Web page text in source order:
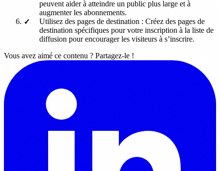
peuvent aider à atteindre un public plus large et à
augmenter les abonnements.
Utilisez des pages de destination : Créez des pages de
destination spécifiques pour votre inscription à la liste de
diffusion pour encourager les visiteurs à s’inscrire.
Vous avez aimé ce contenu ? Partagez-le !